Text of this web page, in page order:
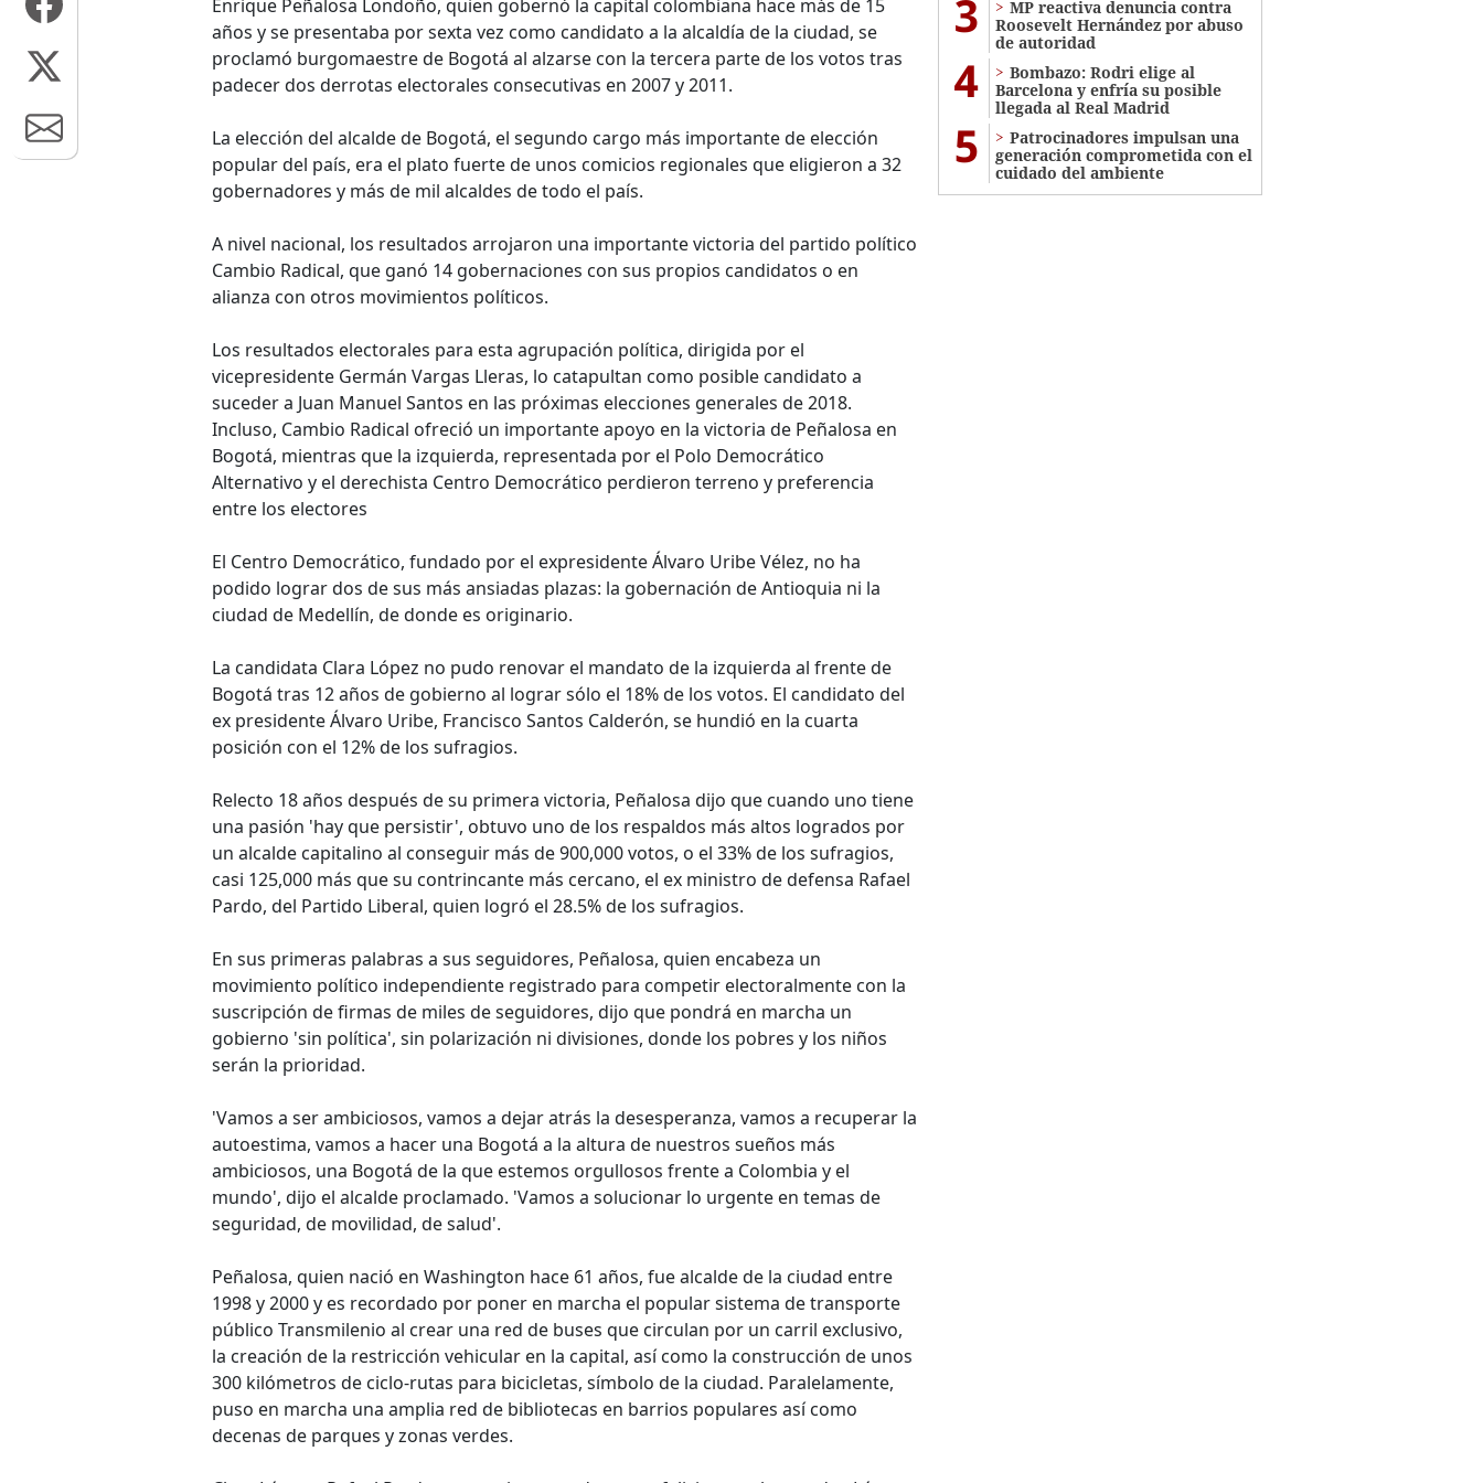
Enrique Peñalosa Londoño, quien gobernó la capital colombiana hace más de 15
años y se presentaba por sexta vez como candidato a la alcaldía de la ciudad, se
proclamó burgomaestre de Bogotá al alzarse con la tercera parte de los votos tras
padecer dos derrotas electorales consecutivas en 2007 y 2011.
La elección del alcalde de Bogotá, el segundo cargo más importante de elección
popular del país, era el plato fuerte de unos comicios regionales que eligieron a 32
gobernadores y más de mil alcaldes de todo el país.
A nivel nacional, los resultados arrojaron una importante victoria del partido político
Cambio Radical, que ganó 14 gobernaciones con sus propios candidatos o en
alianza con otros movimientos políticos.
Los resultados electorales para esta agrupación política, dirigida por el
vicepresidente Germán Vargas Lleras, lo catapultan como posible candidato a
suceder a Juan Manuel Santos en las próximas elecciones generales de 2018.
Incluso, Cambio Radical ofreció un importante apoyo en la victoria de Peñalosa en
Bogotá, mientras que la izquierda, representada por el Polo Democrático
Alternativo y el derechista Centro Democrático perdieron terreno y preferencia
entre los electores
El Centro Democrático, fundado por el expresidente Álvaro Uribe Vélez, no ha
podido lograr dos de sus más ansiadas plazas: la gobernación de Antioquia ni la
ciudad de Medellín, de donde es originario.
La candidata Clara López no pudo renovar el mandato de la izquierda al frente de
Bogotá tras 12 años de gobierno al lograr sólo el 18% de los votos. El candidato del
ex presidente Álvaro Uribe, Francisco Santos Calderón, se hundió en la cuarta
posición con el 12% de los sufragios.
Relecto 18 años después de su primera victoria, Peñalosa dijo que cuando uno tiene
una pasión 'hay que persistir', obtuvo uno de los respaldos más altos logrados por
un alcalde capitalino al conseguir más de 900,000 votos, o el 33% de los sufragios,
casi 125,000 más que su contrincante más cercano, el ex ministro de defensa Rafael
Pardo, del Partido Liberal, quien logró el 28.5% de los sufragios.
En sus primeras palabras a sus seguidores, Peñalosa, quien encabeza un
movimiento político independiente registrado para competir electoralmente con la
suscripción de firmas de miles de seguidores, dijo que pondrá en marcha un
gobierno 'sin política', sin polarización ni divisiones, donde los pobres y los niños
serán la prioridad.
'Vamos a ser ambiciosos, vamos a dejar atrás la desesperanza, vamos a recuperar la
autoestima, vamos a hacer una Bogotá a la altura de nuestros sueños más
ambiciosos, una Bogotá de la que estemos orgullosos frente a Colombia y el
mundo', dijo el alcalde proclamado. 'Vamos a solucionar lo urgente en temas de
seguridad, de movilidad, de salud'.
Peñalosa, quien nació en Washington hace 61 años, fue alcalde de la ciudad entre
1998 y 2000 y es recordado por poner en marcha el popular sistema de transporte
público Transmilenio al crear una red de buses que circulan por un carril exclusivo,
la creación de la restricción vehicular en la capital, así como la construcción de unos
300 kilómetros de ciclo-rutas para bicicletas, símbolo de la ciudad. Paralelamente,
puso en marcha una amplia red de bibliotecas en barrios populares así como
decenas de parques y zonas verdes.
3
MP reactiva denuncia contra
Roosevelt Hernández por abuso
de autoridad
4
Bombazo: Rodri elige al
Barcelona y enfría su posible
llegada al Real Madrid
5
Patrocinadores impulsan una
generación comprometida con el
cuidado del ambiente